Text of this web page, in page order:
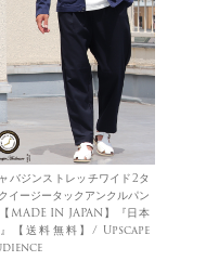
バジンストレッチワイド2タ
イージータックアンクルパン
MADE IN JAPAN】『日本
【送料無料】/ Upscape